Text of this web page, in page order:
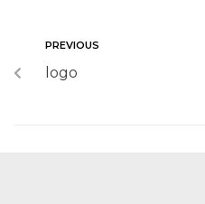
PREVIOUS
logo